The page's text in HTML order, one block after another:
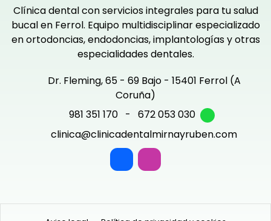
Clínica dental con servicios integrales para tu salud
bucal en Ferrol. Equipo multidisciplinar especializado
en ortodoncias, endodoncias, implantologías y otras
especialidades dentales.
Dr. Fleming, 65 - 69 Bajo - 15401 Ferrol (A
Coruña)
981 351 170 -
672 053 030
clinica@clinicadentalmirnayruben.com